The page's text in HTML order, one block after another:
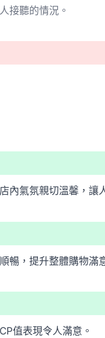
接聽的情況。
內氣氛親切溫馨，讓
暢，提升整體購物滿
值表現令人滿意。